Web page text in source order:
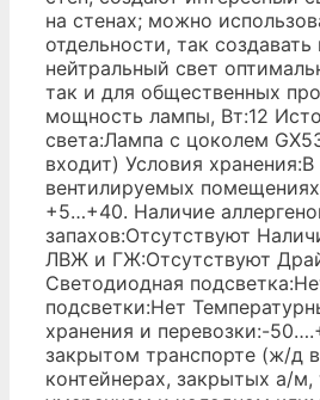
на стенах; можно
отдельности, так
нейтральный свет
так и для общественных
мощность лампы, Вт:12
света:Лампа с цоколем
входит) Условия
вентилируемых
+5…+40. Наличие
запахов:Отсутствуют
ЛВЖ и ГЖ:Отсутствуют
Светодиодная
подсветки:Нет
хранения и перевозки:-
закрытом транспорте (ж/д
контейнерах, закрытых а/